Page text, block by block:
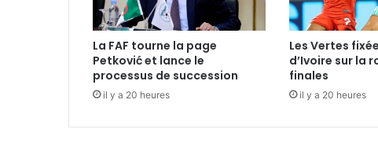
La FAF tourne la page
Petković et lance le
processus de succession
il y a 20 heures
Les Vertes
d’Ivoire sur la
finales
il y a 20 heures